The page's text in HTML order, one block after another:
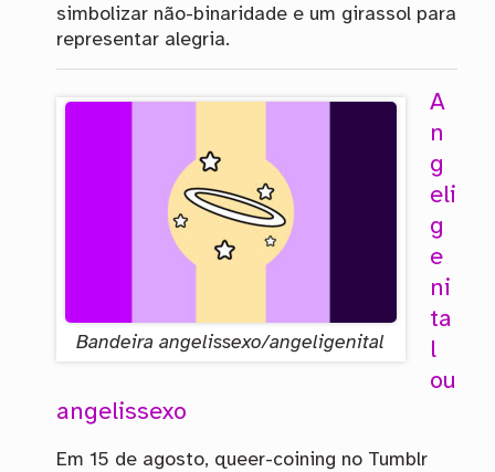
simbolizar não-binaridade e um girassol para
representar alegria.
Bandeira angelissexo/angeligenital
A
n
g
eli
g
e
ni
ta
l
ou
angelissexo
Em 15 de agosto, queer-coining no Tumblr